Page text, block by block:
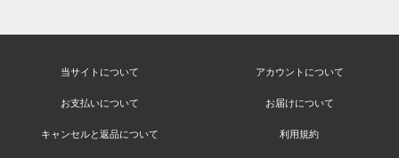
当サイトについて アカウントについて
お支払いについて お届けについて
キャンセルと返品について 利用規約